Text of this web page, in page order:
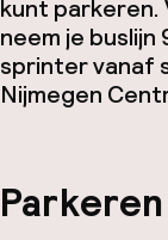
kunt parkeren.
neem je buslijn
sprinter vanaf
Nijmegen